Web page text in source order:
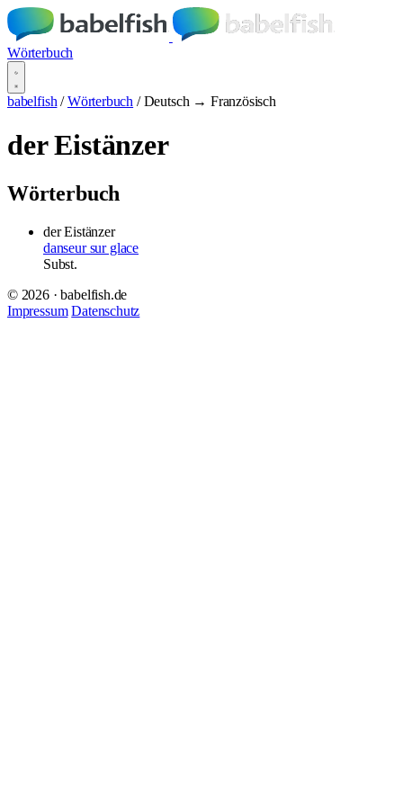
Wörterbuch
babelfish / Wörterbuch / Deutsch → Französisch
der Eistänzer
Wörterbuch
der Eistänzer
danseur sur glace
Subst.
© 2026 · babelfish.de
Impressum Datenschutz